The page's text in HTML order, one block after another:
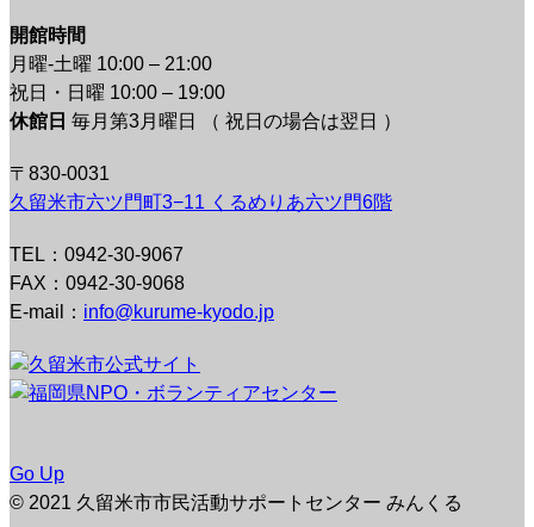
開館時間
月曜-土曜 10:00 – 21:00
祝日・日曜 10:00 – 19:00
休館日 毎月第3月曜日 （ 祝日の場合は翌日 ）
〒830-0031
久留米市六ツ門町3−11 くるめりあ六ツ門6階
TEL：0942-30-9067
FAX：0942-30-9068
E-mail： info@kurume-kyodo.jp
Go Up
© 2021 久留米市市民活動サポートセンター みんくる